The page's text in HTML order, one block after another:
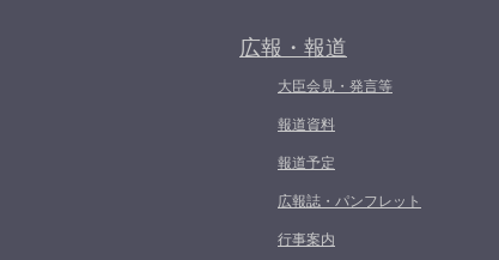
広報・報道
大臣会見・発言等
報道資料
報道予定
広報誌・パンフレット
行事案内